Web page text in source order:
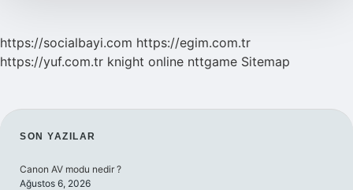
https://socialbayi.com https://egim.com.tr
https://yuf.com.tr knight online nttgame Sitemap
SIDEBAR
SON YAZILAR
Canon AV modu nedir ?
Ağustos 6, 2026